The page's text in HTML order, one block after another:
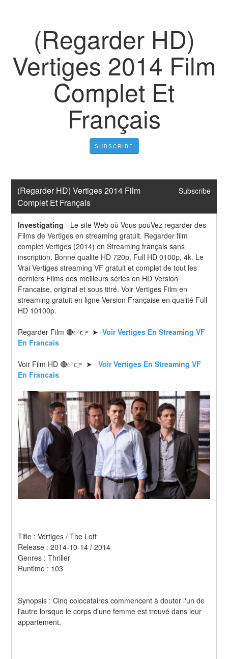
(Regarder HD)
Vertiges 2014 Film
Complet Et
Français
SUBSCRIBE
(Regarder HD) Vertiges 2014 Film
Complet Et Français
Subscribe
Investigating - Le site Web où Vous pouVez regarder des
Films de Vertiges en streaming gratuit. Regarder film
complet Vertiges (2014) en Streaming français sans
inscription. Bonne qualite HD 720p, Full HD 0100p, 4k. Le
Vrai Vertiges streaming VF gratuit et complet de tout les
derniers Films des meilleurs séries en HD Version
Francaise, original et sous titré. Voir Vertiges Film en
streaming gratuit en ligne Version Française en qualité Full
HD 10100p.
Regarder Film 🔴✅👉  ➤ Voir Vertiges En Streaming VF
En Francais
Voir Film HD 🔴✅👉  ➤
Voir Vertiges En Streaming VF
En Francais
Title : Vertiges / The Loft
Release : 2014-10-14 / 2014
Genres : Thriller
Runtime : 103
Synopsis : Cinq colocataires commencent à douter l'un de
l'autre lorsque le corps d'une femme est trouvé dans leur
appartement.